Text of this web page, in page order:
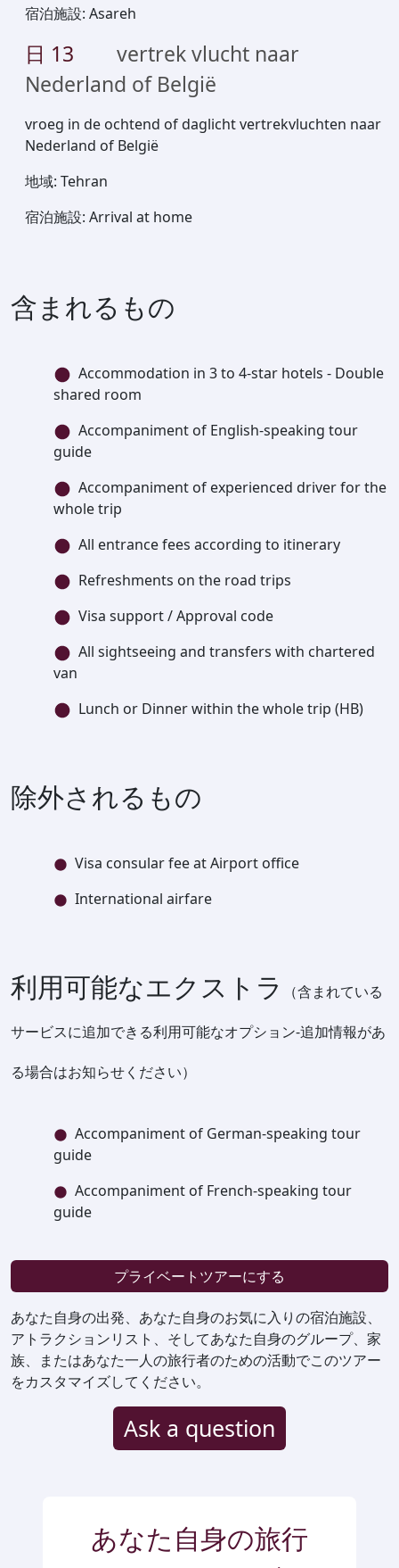
宿泊施設: Asareh
日 13
vertrek vlucht naar
Nederland of België
vroeg in de ochtend of daglicht vertrekvluchten naar
Nederland of België
地域: Tehran
宿泊施設: Arrival at home
含まれるもの
Accommodation in 3 to 4-star hotels - Double
shared room
Accompaniment of English-speaking tour
guide
Accompaniment of experienced driver for the
whole trip
All entrance fees according to itinerary
Refreshments on the road trips
Visa support / Approval code
All sightseeing and transfers with chartered
van
Lunch or Dinner within the whole trip (HB)
除外されるもの
Visa consular fee at Airport office
International airfare
利用可能なエクストラ （含まれている
サービスに追加できる利用可能なオプション-追加情報があ
る場合はお知らせください）
Accompaniment of German-speaking tour
guide
Accompaniment of French-speaking tour
guide
プライベートツアーにする
あなた自身の出発、あなた自身のお気に入りの宿泊施設、
アトラクションリスト、そしてあなた自身のグループ、家
族、またはあなた一人の旅行者のための活動でこのツアー
をカスタマイズしてください。
Ask a question
あなた自身の旅行